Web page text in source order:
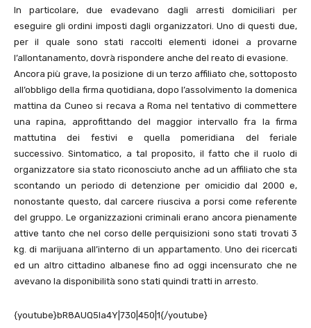
In particolare, due evadevano dagli arresti domiciliari per
eseguire gli ordini imposti dagli organizzatori. Uno di questi due,
per il quale sono stati raccolti elementi idonei a provarne
l’allontanamento, dovrà rispondere anche del reato di evasione.
Ancora più grave, la posizione di un terzo affiliato che, sottoposto
all’obbligo della firma quotidiana, dopo l’assolvimento la domenica
mattina da Cuneo si recava a Roma nel tentativo di commettere
una rapina, approfittando del maggior intervallo fra la firma
mattutina dei festivi e quella pomeridiana del feriale
successivo. Sintomatico, a tal proposito, il fatto che il ruolo di
organizzatore sia stato riconosciuto anche ad un affiliato che sta
scontando un periodo di detenzione per omicidio dal 2000 e,
nonostante questo, dal carcere riusciva a porsi come referente
del gruppo. Le organizzazioni criminali erano ancora pienamente
attive tanto che nel corso delle perquisizioni sono stati trovati 3
kg. di marijuana all’interno di un appartamento. Uno dei ricercati
ed un altro cittadino albanese fino ad oggi incensurato che ne
avevano la disponibilità sono stati quindi tratti in arresto.
{youtube}bR8AUQ5la4Y|730|450|1{/youtube}